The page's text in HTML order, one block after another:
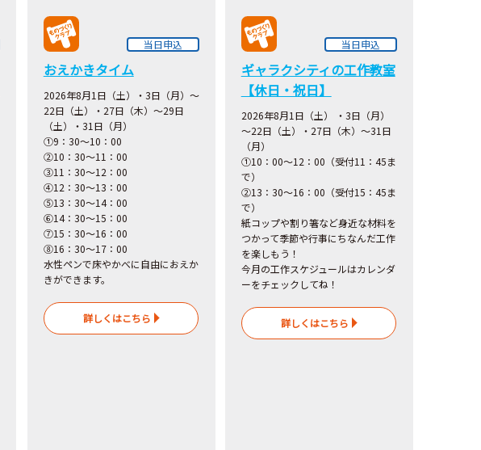
当日申込
おえかきタイム
2026年8月1日（土）・3日（月）～
22日（土）・27日（木）～29日
（土）・31日（月）
①9：30～10：00
②10：30～11：00
③11：30～12：00
④12：30～13：00
⑤13：30～14：00
⑥14：30～15：00
⑦15：30～16：00
⑧16：30～17：00
水性ペンで床やかべに自由におえか
きができます。
詳しくはこちら
当日申込
ギャラクシティの工作教室
【休日・祝日】
2026年8月1日（土） ・3日（月）
～22日（土）・27日（木）～31日
（月）
①10：00～12：00（受付11：45ま
で）
②13：30～16：00（受付15：45ま
で）
紙コップや割り箸など身近な材料を
つかって季節や行事にちなんだ工作
を楽しもう！
今月の工作スケジュールはカレンダ
ーをチェックしてね！
詳しくはこちら